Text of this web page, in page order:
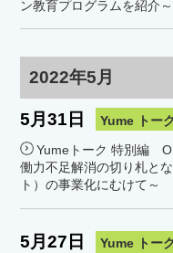
ン教育プログラムを紹介～
2022年5月
5月31日 Yume トーク
Yumeトーク 特別編
働力不足解消の切り札と
ト）の事業化にむけて～
5月27日 Yume トーク